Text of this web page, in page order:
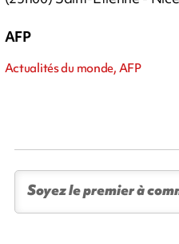
AFP
Actualités du monde, AFP